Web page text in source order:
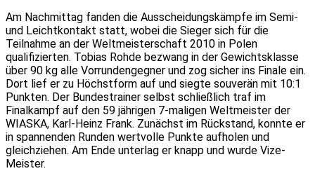
Am Nachmittag fanden die Ausscheidungskämpfe im Semi-
und Leichtkontakt statt, wobei die Sieger sich für die
Teilnahme an der Weltmeisterschaft 2010 in Polen
qualifizierten. Tobias Rohde bezwang in der Gewichtsklasse
über 90 kg alle Vorrundengegner und zog sicher ins Finale ein.
Dort lief er zu Höchstform auf und siegte souverän mit 10:1
Punkten. Der Bundestrainer selbst schließlich traf im
Finalkampf auf den 59 jährigen 7-maligen Weltmeister der
WIASKA, Karl-Heinz Frank. Zunächst im Rückstand, konnte er
in spannenden Runden wertvolle Punkte aufholen und
gleichziehen. Am Ende unterlag er knapp und wurde Vize-
Meister.